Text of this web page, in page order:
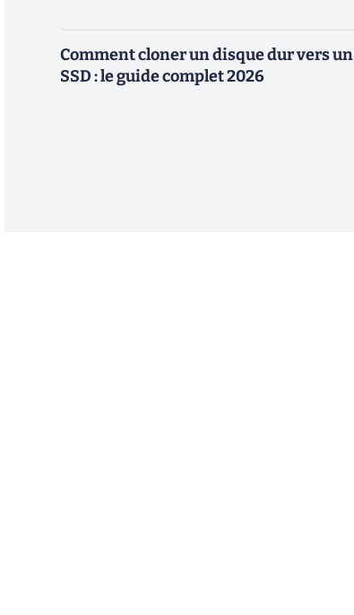
Comment cloner un disque dur vers un
SSD : le guide complet 2026